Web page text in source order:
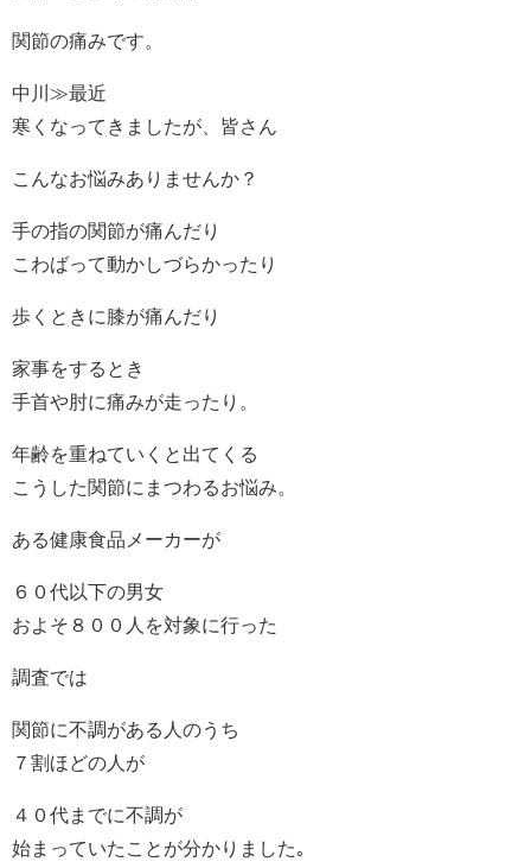
関節の痛みです。
中川≫最近
寒くなってきましたが、皆さん
こんなお悩みありませんか？
手の指の関節が痛んだり
こわばって動かしづらかったり
歩くときに膝が痛んだり
家事をするとき
手首や肘に痛みが走ったり。
年齢を重ねていくと出てくる
こうした関節にまつわるお悩み。
ある健康食品メーカーが
６０代以下の男女
およそ８００人を対象に行った
調査では
関節に不調がある人のうち
７割ほどの人が
４０代までに不調が
始まっていたことが分かりました｡